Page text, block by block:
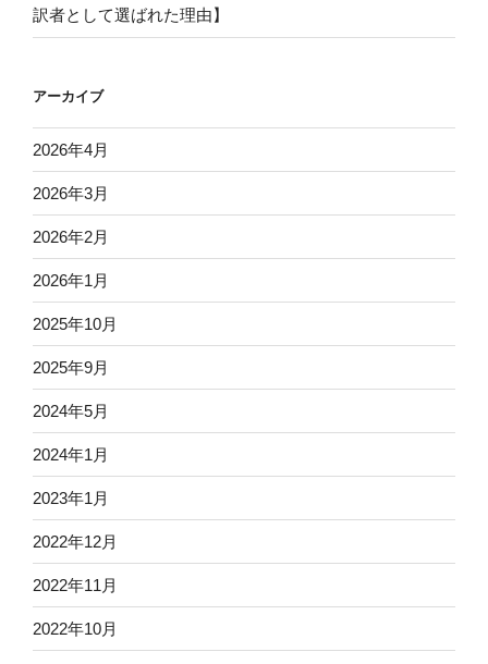
訳者として選ばれた理由】
アーカイブ
2026年4月
2026年3月
2026年2月
2026年1月
2025年10月
2025年9月
2024年5月
2024年1月
2023年1月
2022年12月
2022年11月
2022年10月